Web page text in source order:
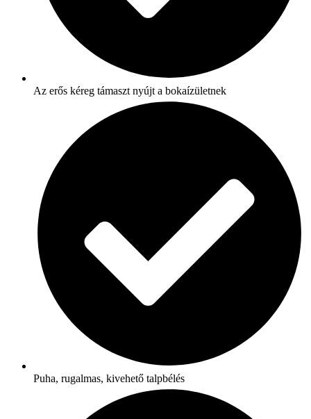
Az erős kéreg támaszt nyújt a bokaízületnek
Puha, rugalmas, kivehető talpbélés